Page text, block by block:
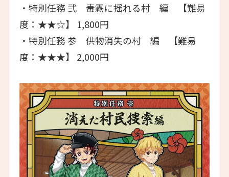
・特別任務 弐 毒霧に揺れる村 編 【難易
度：★★☆】 1,800円
・特別任務 参 供物消失の村 編 【難易
度：★★★】 2,000円